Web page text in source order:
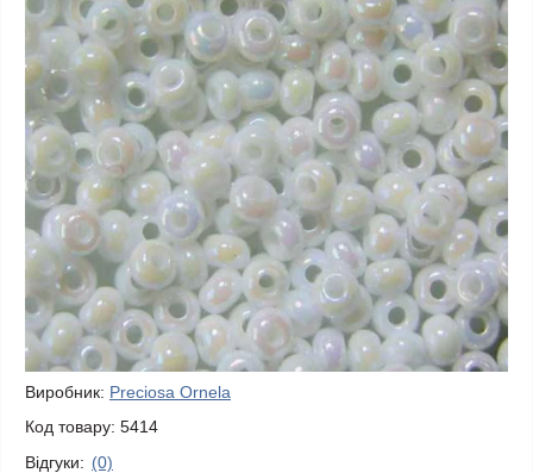
Виробник: Preciosa Ornela
Код товару: 5414
Відгуки: (0)